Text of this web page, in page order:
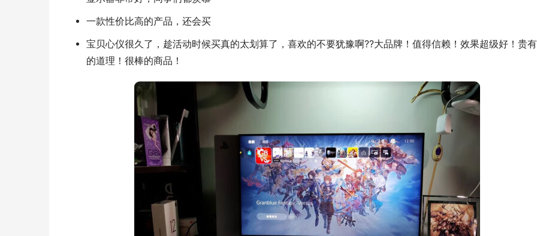
一款性价比高的产品，还会买
宝贝心仪很久了，趁活动时候买真的太划算了，喜欢的不要犹豫啊??大品牌！值得信赖！效果超级好！贵
的道理！很棒的商品！